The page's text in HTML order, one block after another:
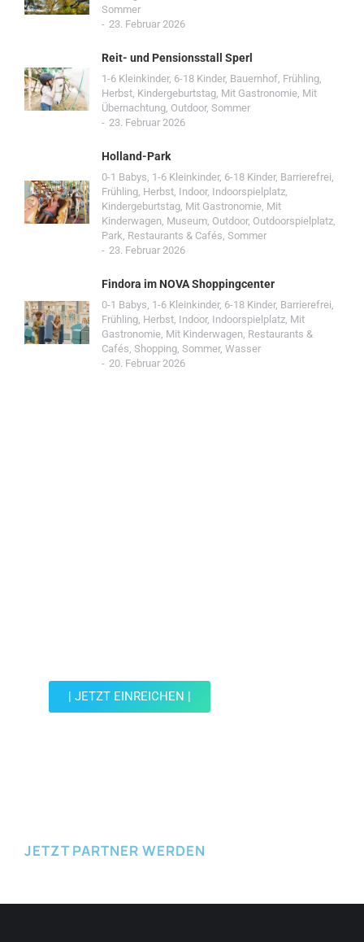
Sommer
23. Februar 2026
Reit- und Pensionsstall Sperl
1-6 Kleinkinder, 6-18 Kinder, Bauernhof, Frühling,
Herbst, Kindergeburtstag, Mit Gastronomie, Mit
Übernachtung, Outdoor, Sommer
23. Februar 2026
Holland-Park
0-1 Babys, 1-6 Kleinkinder, 6-18 Kinder, Barrierefrei,
Frühling, Herbst, Indoor, Indoorspielplatz,
Kindergeburtstag, Mit Gastronomie, Mit
Kinderwagen, Museum, Outdoor, Outdoorspielplatz,
Park, Restaurants & Cafés, Sommer
23. Februar 2026
Findora im NOVA Shoppingcenter
0-1 Babys, 1-6 Kleinkinder, 6-18 Kinder, Barrierefrei,
Frühling, Herbst, Indoor, Indoorspielplatz, Mit
Gastronomie, Mit Kinderwagen, Restaurants &
Cafés, Shopping, Sommer, Wasser
20. Februar 2026
| JETZT EINREICHEN |
JETZT PARTNER WERDEN